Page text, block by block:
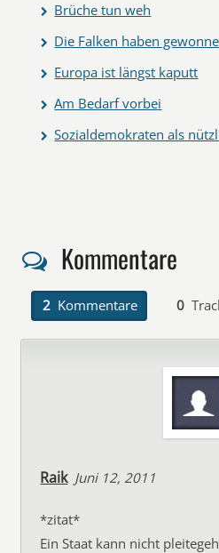
Brüche tun weh
Die Falken haben
Europa ist längst kaputt
Am Bedarf vorbei
Sozialdemokraten als
Kommentare
2 Kommentare 0
Raik Juni 12, 2011
*zitat*
Ein Staat kann nicht